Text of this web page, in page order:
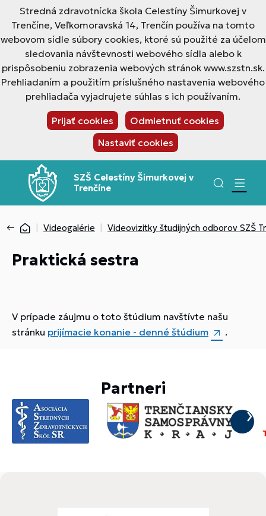
Stredná zdravotnícka škola Celestíny Šimurkovej v
Trenčíne, Veľkomoravská 14, Trenčín používa na tomto
webovom sídle súbory cookies, ktoré sú použité za účelom
sledovania návštevnosti webového sídla alebo k
prispôsobeniu zobrazenia webových stránok www.szstn.sk.
Prehliadaním a použitím príslušného nastavenia webového
prehliadača vyjadrujete súhlas s ich používaním.
Prijať cookies
Odmietnuť cookies
Nastaviť cookies
SZŠ Celestíny Šimurkovej v
Trenčíne
Videogalérie Videovizitky študijných odborov SZŠ
Praktická sestra
V prípade záujmu o toto štúdium navštívte našu
stránku prijímacie konanie - denné štúdium .
Partneri